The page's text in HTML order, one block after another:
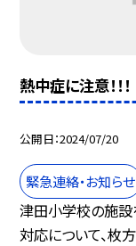
熱中症に注意！！！
公開日 2024/07/20
緊急連絡・お知らせ
津田小学校の施
対応について、枚